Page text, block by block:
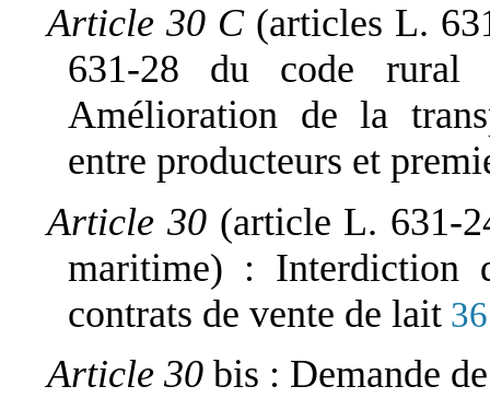
Article 30 C (articles L.
631-28 du code
Amélioration de la
entre producteurs et
Article 30 (article L. 631-
maritime) : Interdiction
contrats de vente de lait36
Article 30bis : Demande